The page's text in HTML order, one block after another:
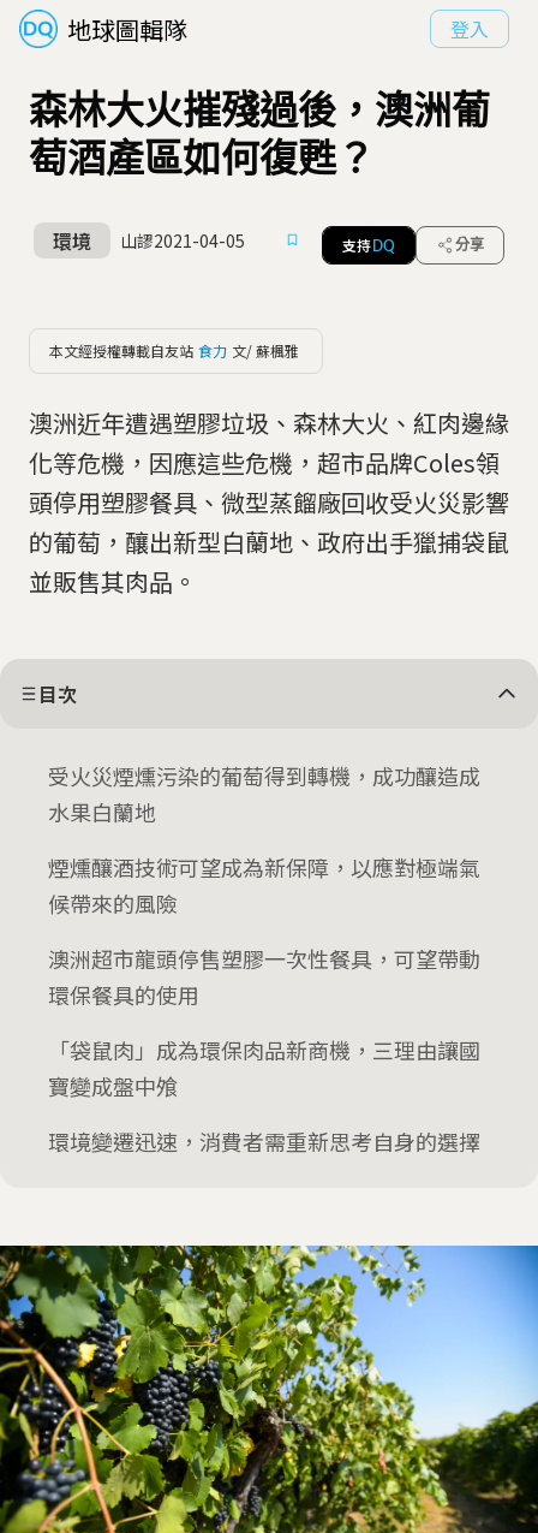
地球圖輯隊 登入
森林大火摧殘過後，澳洲葡
萄酒產區如何復甦？
環境 山謬2021-04-05 支持 DQ 分享
本文經授權轉載自友站 食力 文/ 蘇楓雅
澳洲近年遭遇塑膠垃圾、森林大火、紅肉邊緣
化等危機，因應這些危機，超市品牌Coles領
頭停用塑膠餐具、微型蒸餾廠回收受火災影響
的葡萄，釀出新型白蘭地、政府出手獵捕袋鼠
並販售其肉品。
目次
受火災煙燻污染的葡萄得到轉機，成功釀造成
水果白蘭地
煙燻釀酒技術可望成為新保障，以應對極端氣
候帶來的風險
澳洲超市龍頭停售塑膠一次性餐具，可望帶動
環保餐具的使用
「袋鼠肉」成為環保肉品新商機，三理由讓國
寶變成盤中飧
環境變遷迅速，消費者需重新思考自身的選擇